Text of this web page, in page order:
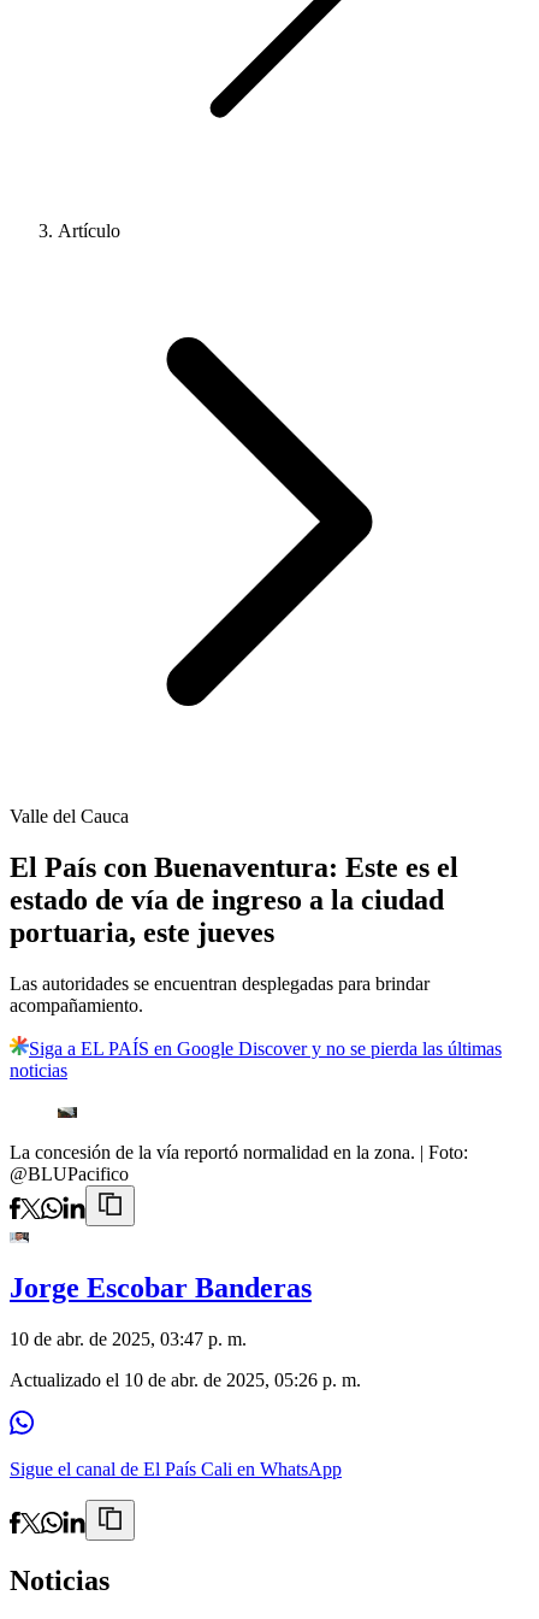
Artículo
Valle del Cauca
El País con Buenaventura: Este es el
estado de vía de ingreso a la ciudad
portuaria, este jueves
Las autoridades se encuentran desplegadas para brindar
acompañamiento.
Siga a EL PAÍS en Google Discover y no se pierda las últimas
noticias
La concesión de la vía reportó normalidad en la zona. | Foto:
@BLUPacifico
Jorge Escobar Banderas
10 de abr. de 2025, 03:47 p. m.
Actualizado el 10 de abr. de 2025, 05:26 p. m.
Sigue el canal de El País Cali en WhatsApp
Noticias